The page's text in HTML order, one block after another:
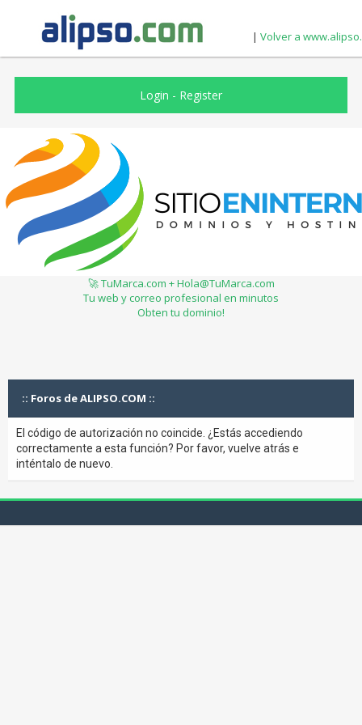
| Volver a
Login - Register
🚀 TuMarca.com + Hola@TuMarca.com
Tu web y correo profesional en minutos
Obten tu dominio!
:: Foros de ALIPSO.COM ::
El código de autorización no coincide. ¿Estás accediendo
correctamente a esta función? Por favor, vuelve atrás e
inténtalo de nuevo.